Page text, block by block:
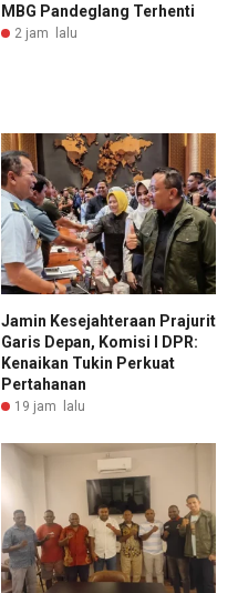
MBG Pandeglang Terhenti
2 jam lalu
Jamin Kesejahteraan Prajurit
Garis Depan, Komisi I DPR:
Kenaikan Tukin Perkuat
Pertahanan
19 jam lalu